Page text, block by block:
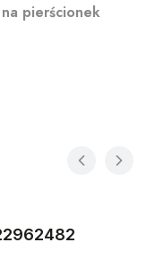
pierścionek